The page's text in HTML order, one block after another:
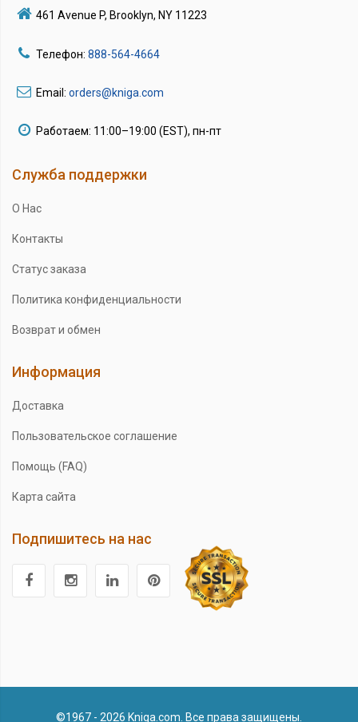
461 Avenue P, Brooklyn, NY 11223
Телефон: 888-564-4664
Email: orders@kniga.com
Работаем: 11:00–19:00 (EST), пн-пт
Служба поддержки
О Нас
Контакты
Статус заказа
Политика конфиденциальности
Возврат и обмен
Информация
Доставка
Пользовательское соглашение
Помощь (FAQ)
Карта сайта
Подпишитесь на нас
©1967 - 2026 Kniga.com. Все права защищены.